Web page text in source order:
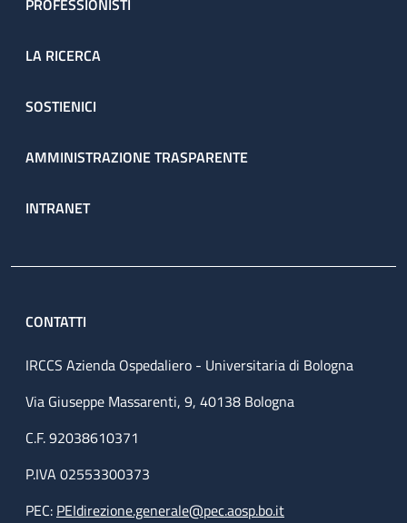
PROFESSIONISTI
LA RICERCA
SOSTIENICI
AMMINISTRAZIONE TRASPARENTE
INTRANET
CONTATTI
IRCCS Azienda Ospedaliero - Universitaria di Bologna
Via Giuseppe Massarenti, 9, 40138 Bologna
C.F. 92038610371
P.IVA 02553300373
PEC: PEIdirezione.generale@pec.aosp.bo.it